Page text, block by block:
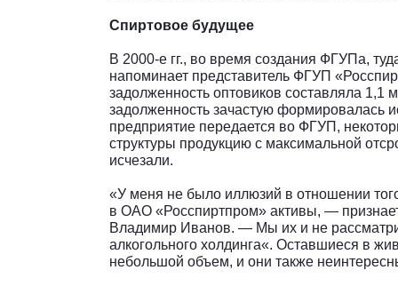
Спиртовое будущее
В 2000-е гг., во время создания ФГУПа,
напоминает представитель ФГУП
задолженность оптовиков составляла 1,1
задолженность зачастую формировалась
предприятие передается во ФГУП,
структуры продукцию с максимальной
исчезали.
«У меня не было иллюзий в отношении
в ОАО «Росспиртпром» активы, —
Владимир Иванов. — Мы их и не
алкогольного холдинга«. Оставшиеся в
небольшой объем, и они также